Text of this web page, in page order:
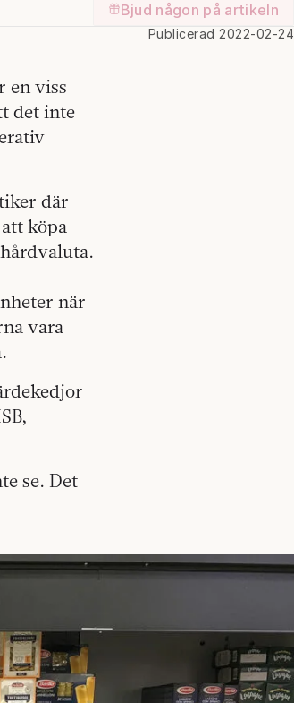
Bjud någon på artikeln
Publicerad 2022-02-24
en viss
det inte
där
köpa
när
vara
se. Det